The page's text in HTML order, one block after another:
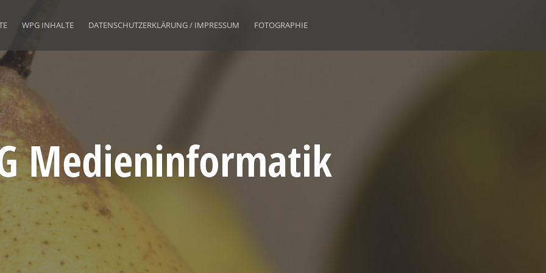
WPG INHALTE DATENSCHUTZERKLÄRUNG / IMPRESSUM FOTOGRAPHIE
Medieninformatik